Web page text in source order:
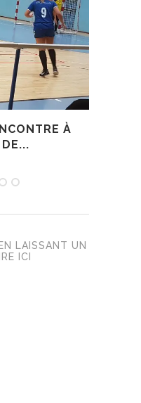
À
LAISSANT UN
ICI